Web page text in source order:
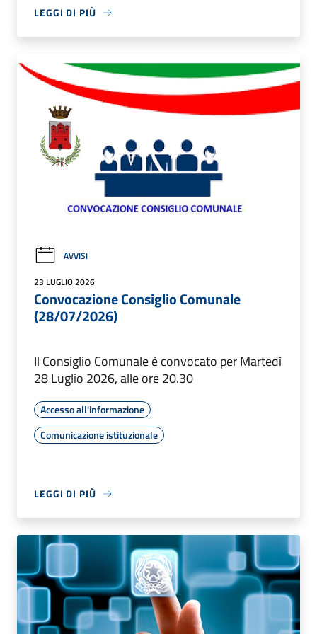
LEGGI DI PIÙ
AVVISI
23 LUGLIO 2026
Convocazione Consiglio Comunale
(28/07/2026)
Il Consiglio Comunale è convocato per Martedì
28 Luglio 2026, alle ore 20.30
Accesso all'informazione
Comunicazione istituzionale
LEGGI DI PIÙ